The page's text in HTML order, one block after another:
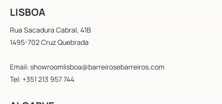
LISBOA
Rua Sacadura Cabral, 41B
1495-702 Cruz Quebrada
Email: showroomlisboa@barreirosebarreiros.com
Tel: +351 213 957 744